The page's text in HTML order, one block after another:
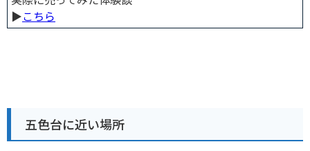
▶︎こちら
五色台に近い場所